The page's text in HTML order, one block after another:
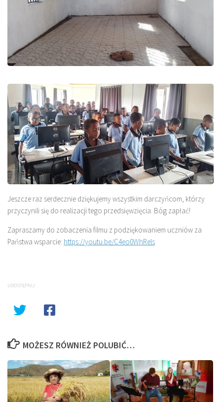
Jeszcze raz serdecznie dziękujemy wszystkim darczyńcom, którzy
przyczynili się do realizacji tego przedsięwzięcia. Bóg zapłać!
Zapraszamy do zobaczenia filmu z podziękowaniem uczniów za
Państwa wsparcie: https://youtu.be/C4eo0WhRels
UDOSTĘPNIJ
MOŻESZ RÓWNIEŻ POLUBIĆ…